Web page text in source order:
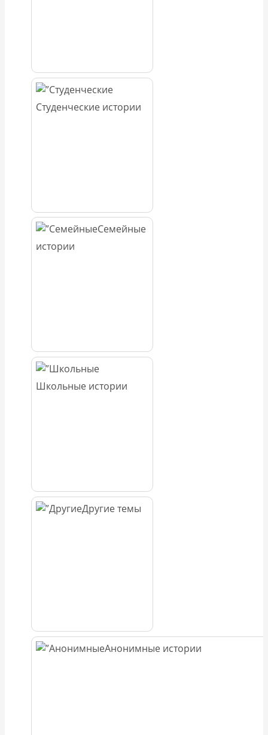
Студенческие истории
Семейные
истории
Школьные истории
Другие темы
Анонимные истории